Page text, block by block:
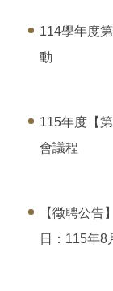
114學年度
動
115年度【
會議程
【徵聘公告
日：115年8